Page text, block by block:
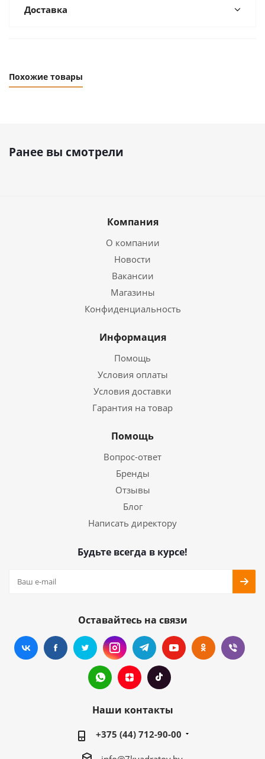
Доставка
Похожие товары
Ранее вы смотрели
Компания
О компании
Новости
Вакансии
Магазины
Конфиденциальность
Информация
Помощь
Условия оплаты
Условия доставки
Гарантия на товар
Помощь
Вопрос-ответ
Бренды
Отзывы
Блог
Написать директору
Будьте всегда в курсе!
Оставайтесь на связи
Наши контакты
+375 (44) 712-90-00